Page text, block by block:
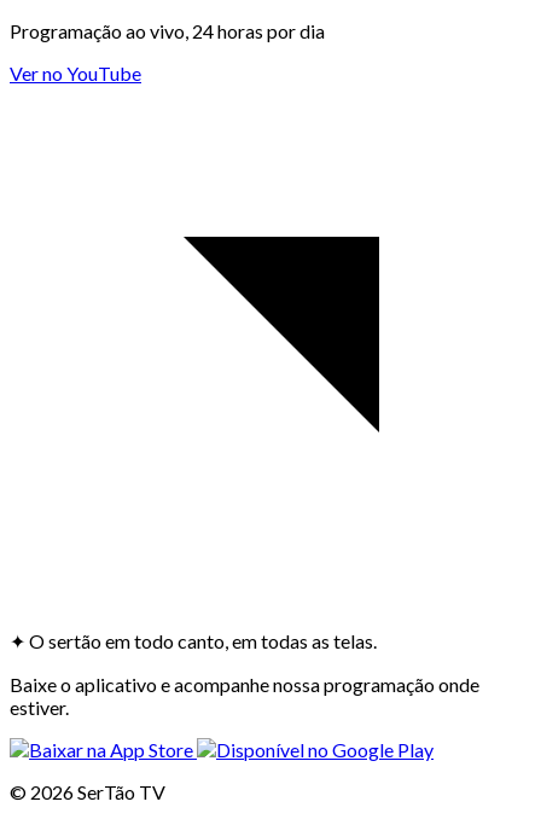
Programação ao vivo, 24 horas por dia
Ver no YouTube
✦ O sertão em todo canto, em todas as telas.
Baixe o aplicativo e acompanhe nossa programação onde
estiver.
© 2026SerTão TV